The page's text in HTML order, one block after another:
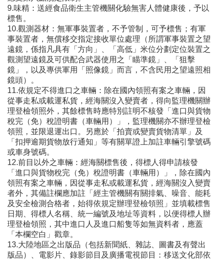
9.味精：送經食品衛生主管機關化驗無害人體健康後，予以
標售。
10.觀測器材：無軍事裝置者，不予管制，可予標售；有軍
事裝置者，無償移交指定接收單位處理（所謂軍事裝置之望
遠鏡，係指凡具有「方向」、「高低」米位分劃定位裝置之
觀測望遠鏡及可供配合武器使用之「瞄準鏡」、「狙擊
鏡」，以及專供軍用「照像鏡」而言，不含民用之望遠照相
鏡頭）。
11.依規定不得進口之車輛：除在國內領照有案之車輛，因
從事走私或載運私貨，經海關沒入變賣者，得向監理機關辦
理登檢領照外，其餘標售時應特別註明不核發「進口與貨物
稅完（免）稅證明書（車輛用）」，監理機關亦不辦理登檢
領照，並限退運出口。另應於「拍賣或變賣貨物清單」及
「扣押逾期貨物放行通知」等有關單證上加註車輛引擎號碼
或車身號碼。
12.前目以外之車輛：經海關標售後，得標人得申請核發
「進口與貨物稅完（免）稅證明書（車輛用）」，除在國內
領照有案之車輛，因從事走私或載運私貨，經海關沒入變賣
者外，其備註欄應加註「經主管機關有關排氣、噪音、能耗
及安全檢測合格者，始得依規定辦理登檢領照」並填載標售
日期、得標人名稱、統一編號及地址等資料，以便得標人辦
理登檢領照，其中進口人及進口船隻等如無資料者，應蓋
「本欄空白」戳章。
13.大陸地區之出版品（包括新聞紙、雜誌、圖書及有聲出
版品）、電影片、錄影節目及廣播電視節目：移送文化部依